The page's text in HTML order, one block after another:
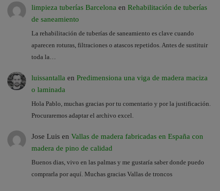
limpieza tuberías Barcelona en Rehabilitación de tuberías
de saneamiento
La rehabilitación de tuberías de saneamiento es clave cuando
aparecen roturas, filtraciones o atascos repetidos. Antes de sustituir
toda la…
luissantalla en Predimensiona una viga de madera maciza
o laminada
Hola Pablo, muchas gracias por tu comentario y por la justificación.
Procuraremos adaptar el archivo excel.
Jose Luis en Vallas de madera fabricadas en España con
madera de pino de calidad
Buenos dias, vivo en las palmas y me gustaría saber donde puedo
comprarla por aquí. Muchas gracias Vallas de troncos